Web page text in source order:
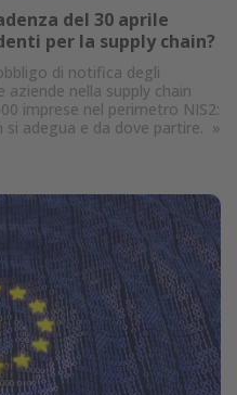
del 30 aprile
per la supply chain?
di notifica degli
nella supply chain
imprese nel perimetro NIS2:
si adegua e da dove partire. »